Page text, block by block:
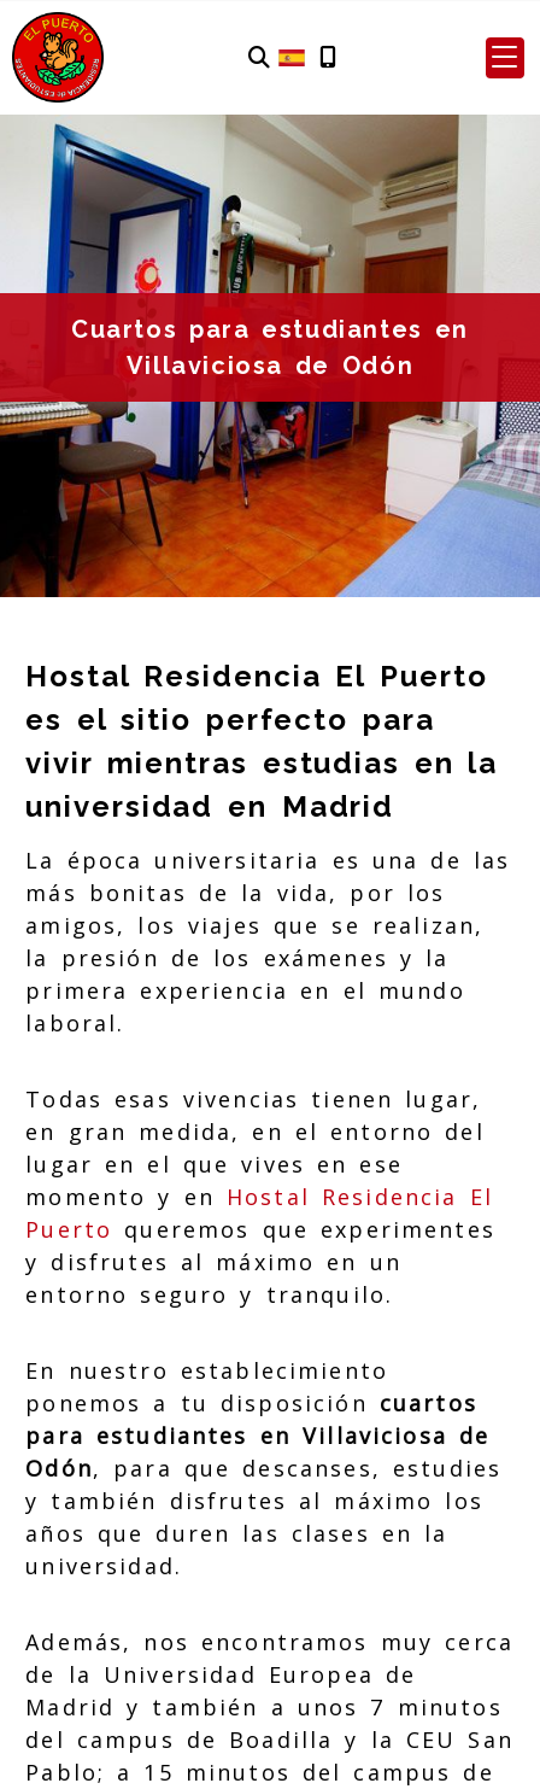
Cuartos para estudiantes en
Villaviciosa de Odón
Hostal Residencia El Puerto
es el sitio perfecto para
vivir mientras estudias en la
universidad en Madrid
La época universitaria es una de las
más bonitas de la vida, por los
amigos, los viajes que se realizan,
la presión de los exámenes y la
primera experiencia en el mundo
laboral.
Todas esas vivencias tienen lugar,
en gran medida, en el entorno del
lugar en el que vives en ese
momento y en Hostal Residencia El
Puerto queremos que experimentes
y disfrutes al máximo en un
entorno seguro y tranquilo.
En nuestro establecimiento
ponemos a tu disposición cuartos
para estudiantes en Villaviciosa de
Odón, para que descanses, estudies
y también disfrutes al máximo los
años que duren las clases en la
universidad.
Además, nos encontramos muy cerca
de la Universidad Europea de
Madrid y también a unos 7 minutos
del campus de Boadilla y la CEU San
Pablo; a 15 minutos del campus de